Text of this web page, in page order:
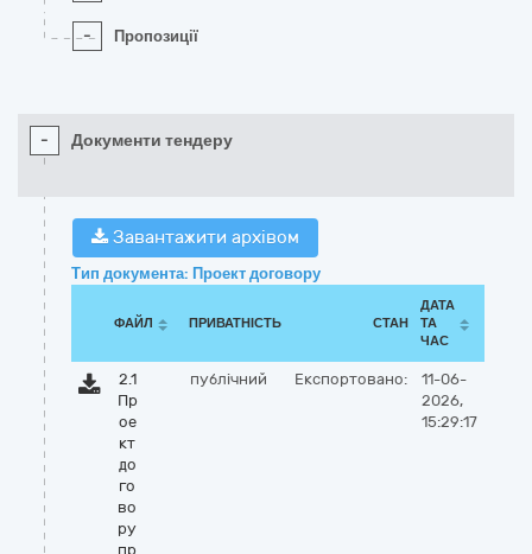
- Пропозиції
- Документи тендеру
Завантажити архівом
Тип документа: Проект договору
ФАЙЛ ПРИВАТНІСТЬ СТАН
ДАТА
ТА
ЧАС
2.1
Пр
ое
кт
до
го
во
ру
пр
публічний Експортовано:
11-06-
2026,
15:29:17